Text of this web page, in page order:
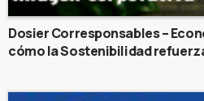
Dosier Corresponsables –
cómo la Sostenibilidad